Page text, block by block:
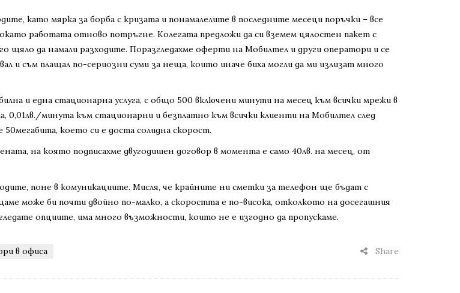
като мярка за борба с кризата и понамалелите в последните месеци поръчки – все
работата отново потръгне. Колегата предложи да си вземем цялостен пакет с
да намали разходите. Поразгледахме оферти на Мобилтел и други оператори и се
и съм плащал по-сериозни суми за неща, които иначе биха могли да ми излизат много
и една стационарна услуга, с общо 500 включени минути на месец към всички мрежи в
0,01лв./минута към стационарни и безплатно към всички клиенти на Мобилтел след
което си е доста солидна скорост.
на която подписахме двугодишен договор в момента е само 40лв. на месец, от
поне в комуникациите. Мисля, че крайните ни сметки за телефон ще бъдат с
може би почти двойно по-малко, а скоростта е по-висока, отколкото на досегашния
опциите, има много възможности, които не е изгодно да пропускаме.
в офиса Share